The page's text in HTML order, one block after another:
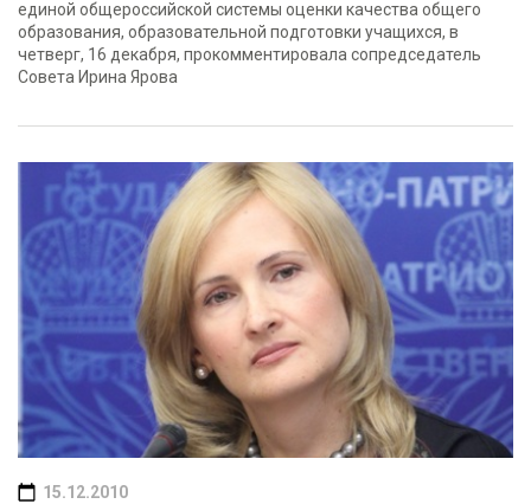
единой общероссийской системы оценки качества общего
образования, образовательной подготовки учащихся, в
четверг, 16 декабря, прокомментировала сопредседатель
Совета Ирина Ярова
15.12.2010